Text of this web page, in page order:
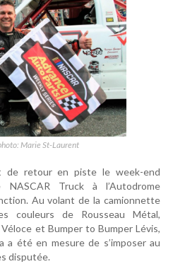
Marie St-Laurent
de retour en piste le week-end
Truck à l’Autodrome
Au volant de la camionnette
couleurs de Rousseau Métal,
et Bumper to Bumper Lévis,
a été en mesure de s’imposer au
disputée.